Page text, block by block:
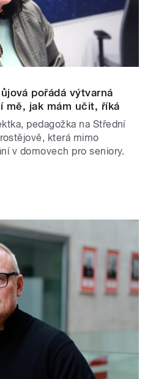
pořádá výtvarná
mě, jak mám učit, říká
pedagožka na Střední
která mimo
v domovech pro seniory.